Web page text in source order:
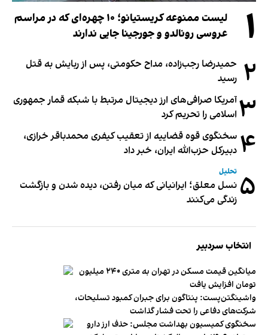
۱
لیست ممنوعه کریستیانو؛ ۱۰ چهره‌ای که در مراسم
عروسی رونالدو و جورجینا جایی ندارند
۲ حمیدرضا رجب‌زاده، مداح حکومتی، پس از ربایش به قتل
رسید
۳آمریکا صرافی‌های ارز دیجیتال مرتبط با شبکه قمار جمهوری
اسلامی را تحریم کرد
۴ سخنگوی قوه قضاییه از تعقیب کیفری محمدباقر خرازی،
دبیر‌کل حزب‌الله ایران، خبر داد
۵ تحلیل
نسل معلق؛ ایرانیانی که میان رفتن، دیده شدن و بازگشت
زندگی می‌کنند
انتخاب سردبیر
میانگین قیمت مسکن در تهران به متری ۲۴۰ میلیون
تومان افزایش یافت
واشینگتن‌پست: پنتاگون برای جبران کمبود تسلیحات،
شرکت‌های دفاعی را تحت فشار گذاشت
سخنگوی کمیسیون بهداشت مجلس: حذف ارز دارو